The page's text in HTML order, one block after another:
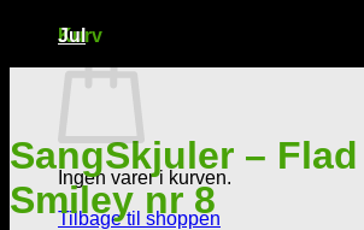
Kurv
Ingen varer i kurven.
Tilbage til shoppen
Jul
SangSkjuler –
Smiley nr 8